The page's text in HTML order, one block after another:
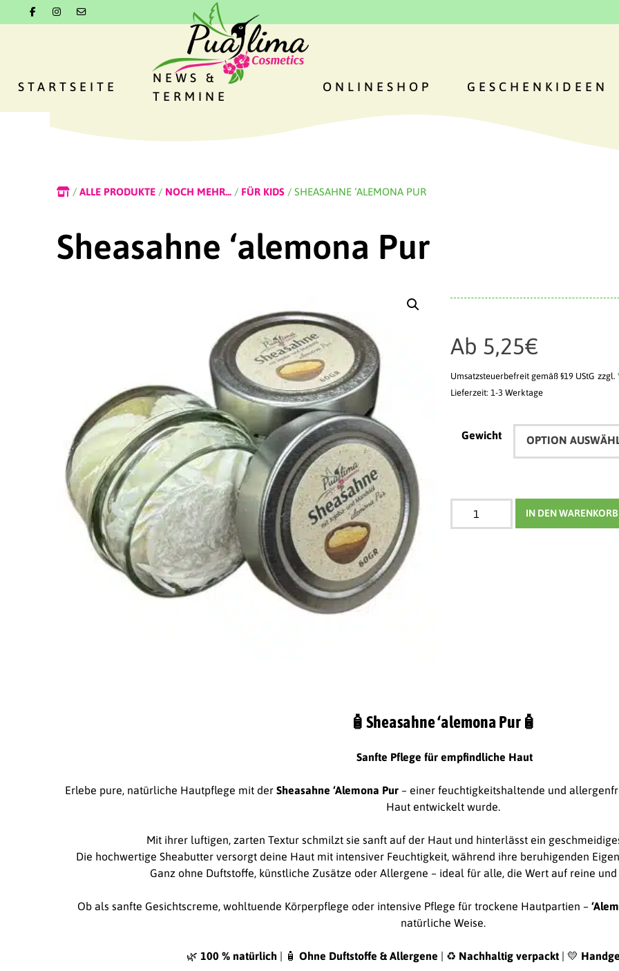
STARTSEITE
NEWS &
TERMINE
ONLINESHOP GESCHENKIDEEN
/ ALLE PRODUKTE/ NOCH MEHR.../ FÜR KIDS/ SHEASAHNE ‘ALEMONA PUR
Sheasahne ‘alemona Pur
Ab 5,25€
Umsatzsteuerbefreit gemäß §19 UStG zzgl.
Lieferzeit: 1-3 Werktage
Gewicht
IN DEN WARENKORB
🧴​Sheasahne ‘alemona Pur🧴​
Sanfte Pflege für empfindliche Haut
Erlebe pure, natürliche Hautpflege mit derSheasahne ‘Alemona Pur – einer feuchtigkeitshaltende und
Haut entwickelt wurde.
Mit ihrer luftigen, zarten Textur schmilzt sie sanft auf der Haut und hinterlässt ein
Die hochwertige Sheabutter versorgt deine Haut mit intensiver Feuchtigkeit, während ihre beruhigenden
Ganz ohne Duftstoffe, künstliche Zusätze oder Allergene – ideal für alle, die Wert auf reine
Ob als sanfte Gesichtscreme, wohltuende Körperpflege oder intensive Pflege für trockene Hautpartien –
natürliche Weise.
🌿100 % natürlich | 🧴Ohne Duftstoffe & Allergene | ♻ Nachhaltig verpackt | 💛